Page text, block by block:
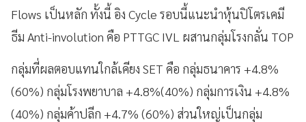
Flows เป็นหลัก ทั้งนี้ อิง Cycle รอบนี้แนะนำหุ้นปิโตรเคมี
ธีม Anti-involution คือ PTTGC IVL ผสานกลุ่มโรงกลั่น TOP
กลุ่มที่ผลตอบแทนใกล้เคียง SET คือ กลุ่มธนาคาร +4.8%
(60%) กลุ่มโรงพยาบาล +4.8%(40%) กลุ่มการเงิน +4.8%
(40%) กลุ่มค้าปลีก +4.7% (60%) ส่วนใหญ่เป็นกลุ่ม